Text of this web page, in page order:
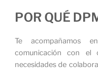
POR QUÉ
Te acompañamos
comunicación con el
necesidades de